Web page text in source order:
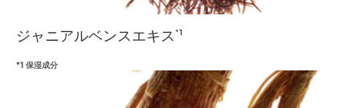
ジャニアルベンスエキス *1
*1 保湿成分